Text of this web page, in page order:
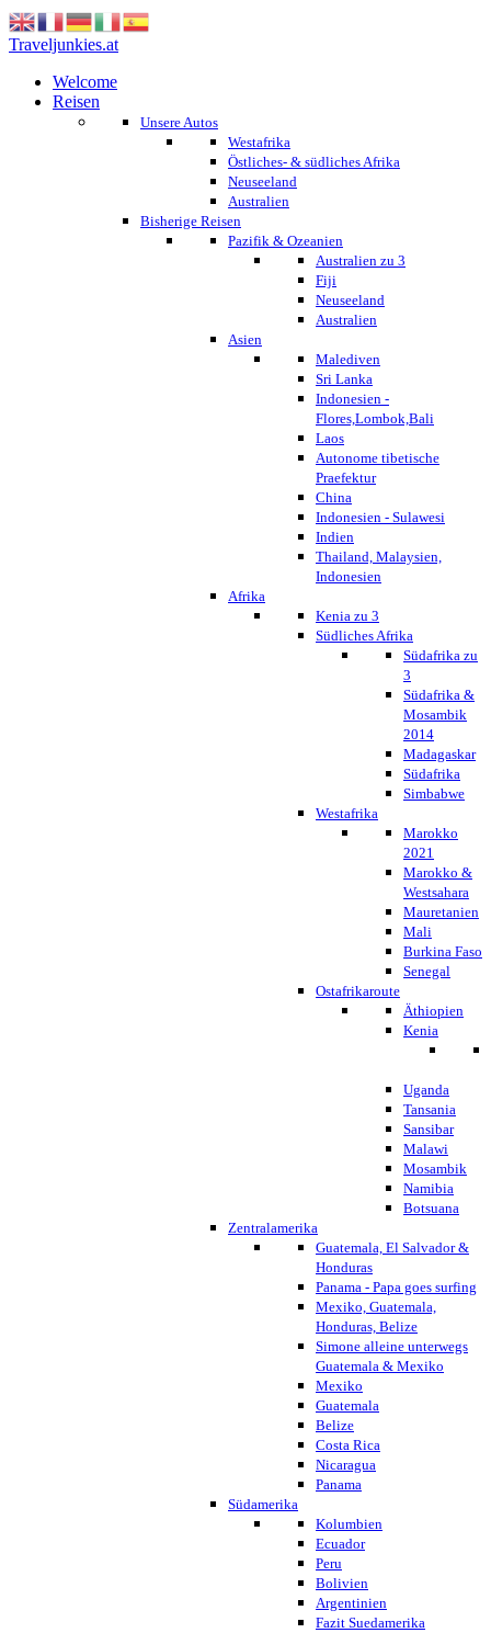
Traveljunkies.at
Welcome
Reisen
Unsere Autos
Westafrika
Östliches- & südliches Afrika
Neuseeland
Australien
Bisherige Reisen
Pazifik & Ozeanien
Australien zu 3
Fiji
Neuseeland
Australien
Asien
Malediven
Sri Lanka
Indonesien -
Flores,Lombok,Bali
Laos
Autonome tibetische
Praefektur
China
Indonesien - Sulawesi
Indien
Thailand, Malaysien,
Indonesien
Afrika
Kenia zu 3
Südliches Afrika
Südafrika zu
3
Südafrika &
Mosambik
2014
Madagaskar
Südafrika
Simbabwe
Westafrika
Marokko
2021
Marokko &
Westsahara
Mauretanien
Mali
Burkina Faso
Senegal
Ostafrikaroute
Äthiopien
Kenia
Uganda
Tansania
Sansibar
Malawi
Mosambik
Namibia
Botsuana
Zentralamerika
Guatemala, El Salvador &
Honduras
Panama - Papa goes surfing
Mexiko, Guatemala,
Honduras, Belize
Simone alleine unterwegs
Guatemala & Mexiko
Mexiko
Guatemala
Belize
Costa Rica
Nicaragua
Panama
Südamerika
Kolumbien
Ecuador
Peru
Bolivien
Argentinien
Fazit Suedamerika